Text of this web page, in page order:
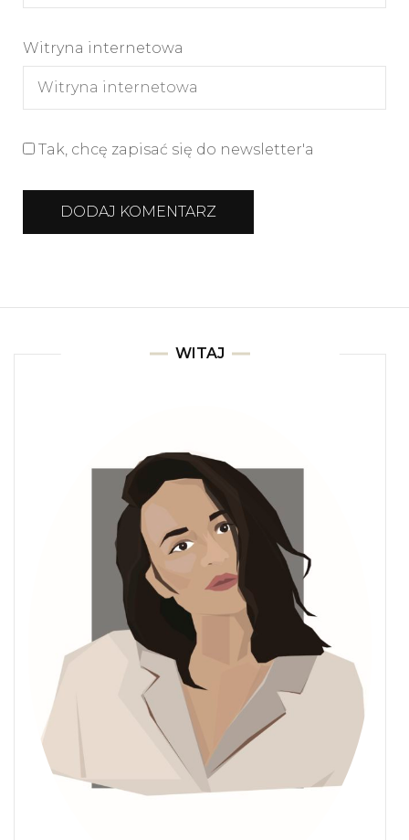
Witryna internetowa
Tak, chcę zapisać się do newsletter'a
WITAJ